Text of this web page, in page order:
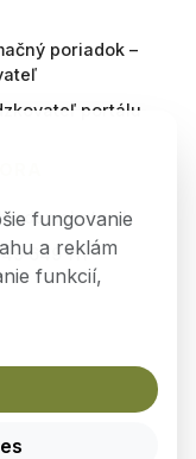
poriadok –
portálu
649 111
fungovanie
a reklám
funkcií,